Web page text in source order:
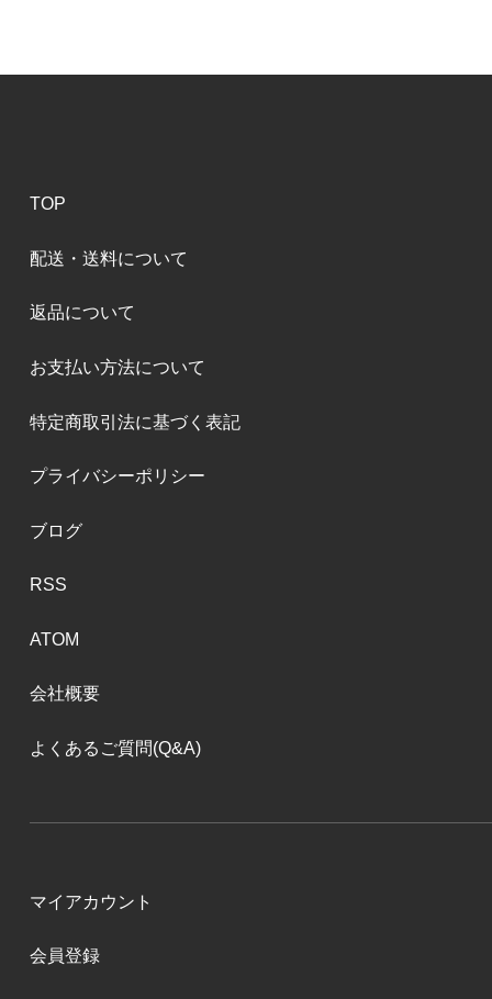
TOP
配送・送料について
返品について
お支払い方法について
特定商取引法に基づく表記
プライバシーポリシー
ブログ
RSS
ATOM
会社概要
よくあるご質問(Q&A)
マイアカウント
会員登録